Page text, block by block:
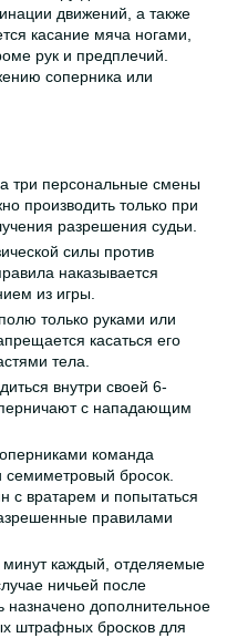
движений, а также
касание мяча ногами,
рук и предплечий.
соперника или
три персональные смены
производить только при
разрешения судьи.
силы против
наказывается
из игры.
только руками или
касаться его
тела.
внутри своей 6-
с нападающим
команда
бросок.
с вратарем и попытаться
правилами
минут каждый, отделяемые
ничьей после
дополнительное
штрафных бросков для